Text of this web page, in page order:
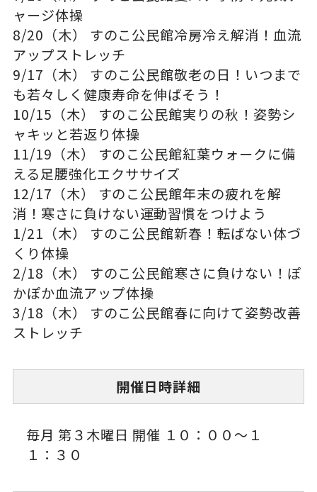
ャージ体操
8/20（木） すのこ公民館冷房冷え解消！血流
アップストレッチ
9/17（木） すのこ公民館敬老の日！いつまで
も若々しく健康寿命を伸ばそう！
10/15（木） すのこ公民館実りの秋！姿勢シ
ャキッと若返り体操
11/19（木） すのこ公民館紅葉ウォークに備
える足腰強化エクササイズ
12/17（木） すのこ公民館年末の疲れを解
消！寒さに負けない運動習慣をつけよう
1/21（木） すのこ公民館新春！転ばない体づ
くり体操
2/18（木） すのこ公民館寒さに負けない！ぽ
かぽか血流アップ体操
3/18（木） すのこ公民館春に向けて姿勢改善
ストレッチ
開催日時詳細
毎月 第３木曜日 開催 １０：００〜１
１：３０